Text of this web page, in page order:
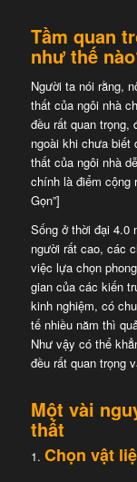
Tầm quan
như thế
Người ta nói rằng,
thất của ngôi nhà
đều rất quan trọng,
ngoài khi chưa biết
thất của ngôi nhà
chính là điểm cộng
Gọn”]
Sống ở thời đại 4.0
người rất cao, các
việc lựa chọn
gian của các kiến
kinh nghiệm, có
tế nhiều năm thì
Như vậy có thể
đều rất quan trọng
Một vài
thất
Chọn vật